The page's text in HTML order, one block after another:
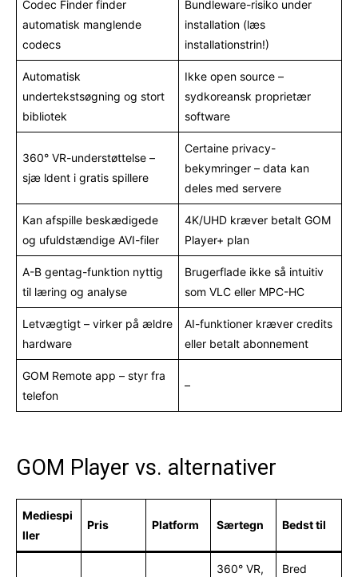
Codec Finder finder
automatisk manglende
codecs
Bundleware-risiko under
installation (læs
installationstrin!)
Automatisk
undertekstsøgning og stort
bibliotek
Ikke open source –
sydkoreansk proprietær
software
360° VR-understøttelse –
sjæ ldent i gratis spillere
Certaine privacy-
bekymringer – data kan
deles med servere
Kan afspille beskædigede
og ufuldstændige AVI-filer
4K/UHD kræver betalt GOM
Player+ plan
A-B gentag-funktion nyttig
til læring og analyse
Brugerflade ikke så intuitiv
som VLC eller MPC-HC
Letvægtigt – virker på ældre
hardware
AI-funktioner kræver credits
eller betalt abonnement
GOM Remote app – styr fra
telefon
–
GOM Player vs. alternativer
Mediespi
ller
Pris Platform Særtegn Bedst til
360° VR, Bred